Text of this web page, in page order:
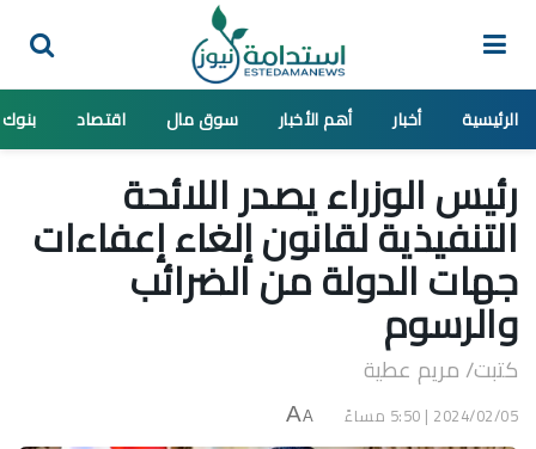
الرئيسية أخبار أهم الأخبار سوق مال اقتصاد بنوك
رئيس الوزراء يصدر اللائحة
التنفيذية لقانون إلغاء إعفاءات
جهات الدولة من الضرائب
والرسوم
كتبت/ مريم عطية
2024/02/05 | 5:50 مساءً A
A